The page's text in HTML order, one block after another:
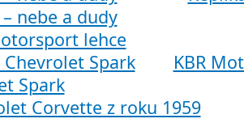
nebe a dudy
KBR
Spark